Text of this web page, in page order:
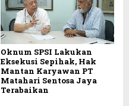
Oknum SPSI Lakukan
Eksekusi Sepihak, Hak
Mantan Karyawan PT
Matahari Sentosa Jaya
Terabaikan